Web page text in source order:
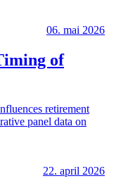
06. mai 2026
of
retirement
panel data on
22. april 2026